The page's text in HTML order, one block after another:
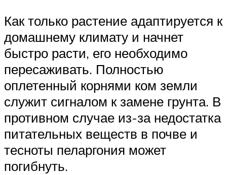
Как только растение адаптируется к
домашнему климату и начнет
быстро расти, его необходимо
пересаживать. Полностью
оплетенный корнями ком земли
служит сигналом к замене грунта. В
противном случае из-за недостатка
питательных веществ в почве и
тесноты пеларгония может
погибнуть.